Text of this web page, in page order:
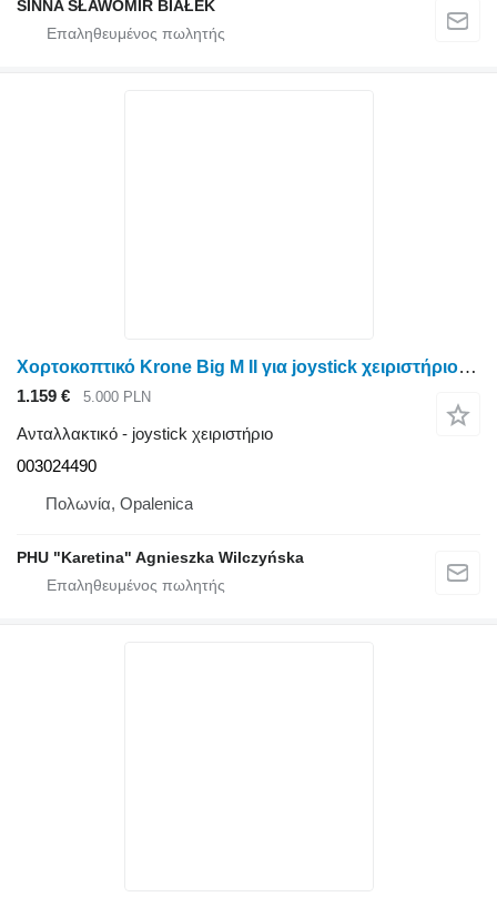
SINNA SŁAWOMIR BIAŁEK
Χορτοκοπτικό Krone Big M II για joystick χειριστήριο 003024490
1.159 € 5.000 PLN
Ανταλλακτικό - joystick χειριστήριο
003024490
Πολωνία, Opalenica
PHU "Karetina" Agnieszka Wilczyńska